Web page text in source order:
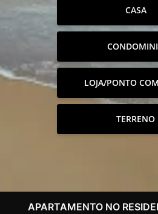
CASA
LOJA/PONTO
TERRENO
APARTAMENTO NO